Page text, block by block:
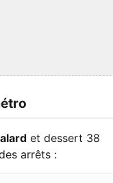
et dessert 38
arrêts :